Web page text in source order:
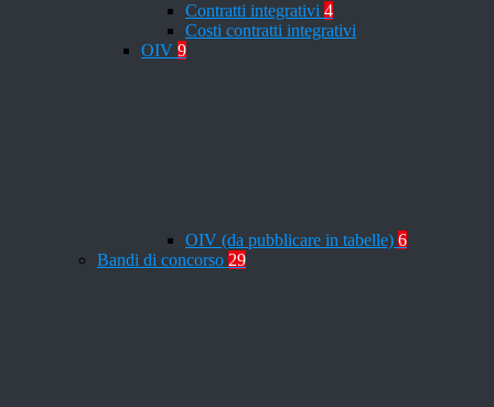
Contratti integrativi 4
Costi contratti integrativi
OIV 9
OIV (da pubblicare in tabelle) 6
Bandi di concorso 29